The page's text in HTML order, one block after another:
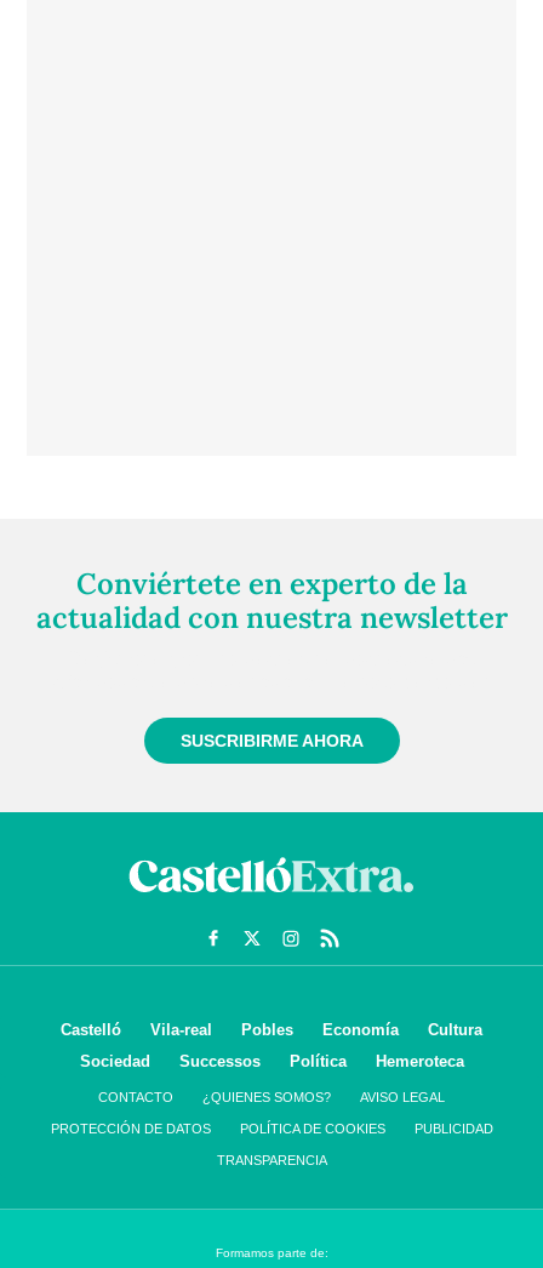
Conviértete en experto de la
actualidad con nuestra newsletter
SUSCRIBIRME AHORA
Castelló Vila-real Pobles Economía
Cultura
Sociedad
Successos Política Hemeroteca
CONTACTO ¿QUIENES SOMOS? AVISO LEGAL
PROTECCIÓN DE DATOS POLÍTICA DE COOKIES PUBLICIDAD
TRANSPARENCIA
Formamos parte de: